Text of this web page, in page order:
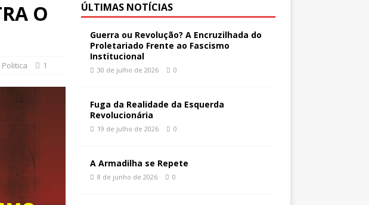
O
Politica 1
ÚLTIMAS NOTÍCIAS
Guerra ou Revolução? A Encruzilhada do
Proletariado Frente ao Fascismo
Institucional
30 de julho de 2026 0
Fuga da Realidade da Esquerda
Revolucionária
19 de julho de 2026 0
A Armadilha se Repete
8 de junho de 2026 0